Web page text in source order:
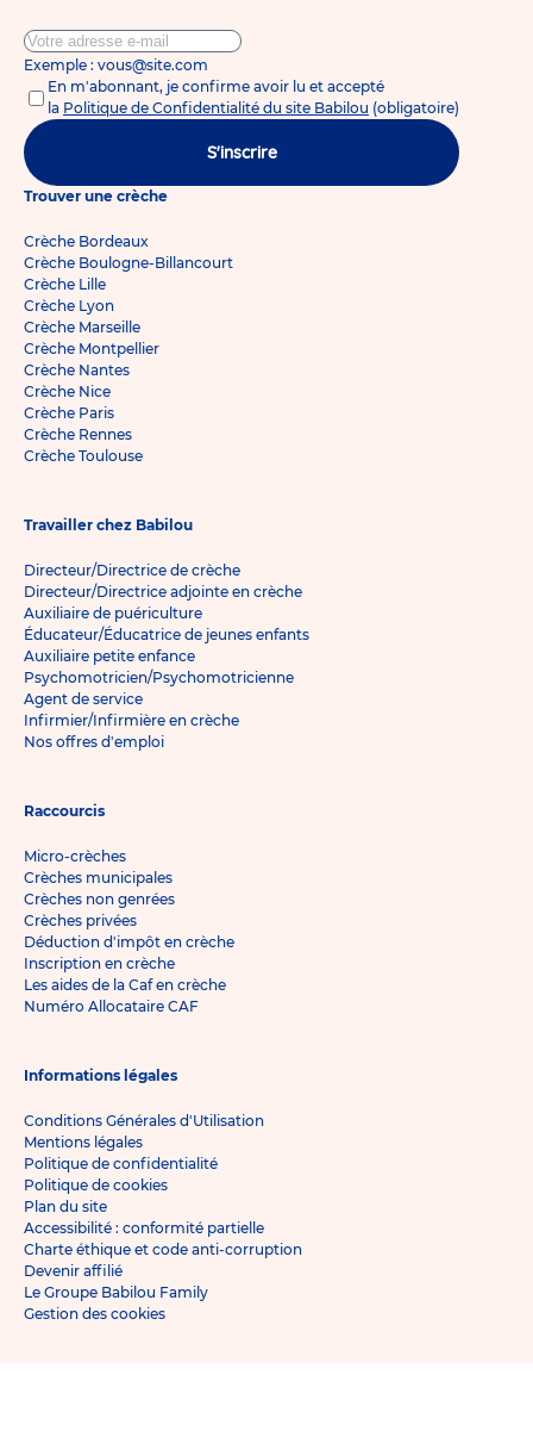
Exemple : vous@site.com
En m'abonnant, je confirme avoir lu et accepté
la Politique de Confidentialité du site Babilou (obligatoire)
S'inscrire
Trouver une crèche
Crèche Bordeaux
Crèche Boulogne-Billancourt
Crèche Lille
Crèche Lyon
Crèche Marseille
Crèche Montpellier
Crèche Nantes
Crèche Nice
Crèche Paris
Crèche Rennes
Crèche Toulouse
Travailler chez Babilou
Directeur/Directrice de crèche
Directeur/Directrice adjointe en crèche
Auxiliaire de puériculture
Éducateur/Éducatrice de jeunes enfants
Auxiliaire petite enfance
Psychomotricien/Psychomotricienne
Agent de service
Infirmier/Infirmière en crèche
Nos offres d'emploi
Raccourcis
Micro-crèches
Crèches municipales
Crèches non genrées
Crèches privées
Déduction d'impôt en crèche
Inscription en crèche
Les aides de la Caf en crèche
Numéro Allocataire CAF
Informations légales
Conditions Générales d'Utilisation
Mentions légales
Politique de confidentialité
Politique de cookies
Plan du site
Accessibilité : conformité partielle
Charte éthique et code anti-corruption
Devenir affilié
Le Groupe Babilou Family
Gestion des cookies